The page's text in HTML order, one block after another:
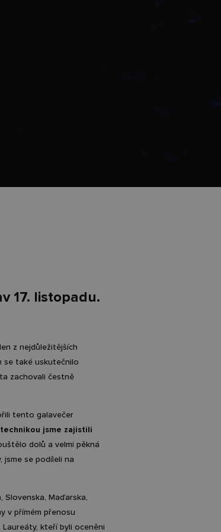
17. listopadu.
z nejdůležitějších
se také uskutečnilo
zachovali čestně
tento galavečer
jsme zajistili
dolů a velmi pěkná
jsme se podíleli na
Maďarska,
v přímém přenosu
kteří byli oceněni